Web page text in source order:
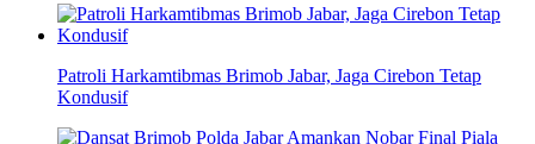
Patroli Harkamtibmas Brimob Jabar, Jaga Cirebon Tetap
Kondusif